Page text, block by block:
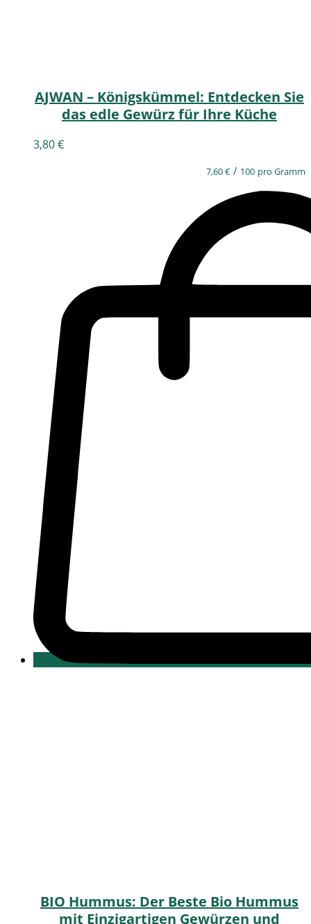
AJWAN – Königskümmel: Entdecken Sie
das edle Gewürz für Ihre Küche
3,80€
7,60€ / 100 pro Gramm
BIO Hummus: Der Beste Bio Hummus
mit Einzigartigen Gewürzen und